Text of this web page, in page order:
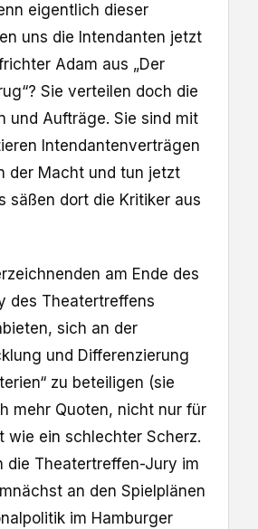
eigentlich dieser
uns die Intendanten jetzt
Adam aus „Der
Sie verteilen doch die
und Aufträge. Sie sind mit
Intendantenverträgen
der Macht und tun jetzt
säßen dort die Kritiker aus
am Ende des
des Theatertreffens
sich an der
und Differenzierung
zu beteiligen (sie
mehr Quoten, nicht nur für
wie ein schlechter Scherz.
die Theatertreffen-Jury im
an den Spielplänen
im Hamburger